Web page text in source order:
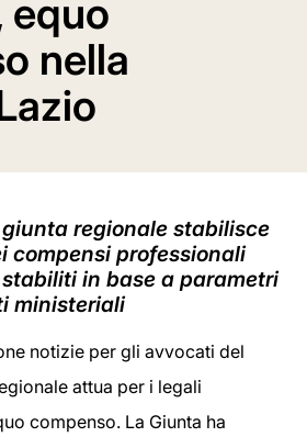
equo
nella
regionale stabilisce
compensi professionali
in base a parametri
ministeriali
notizie per gli avvocati del
attua per i legali
compenso. La Giunta ha